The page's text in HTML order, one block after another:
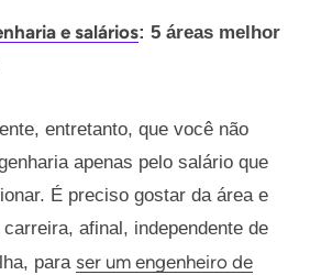
e salários: 5 áreas melhor
entretanto, que você não
apenas pelo salário que
É preciso gostar da área e
afinal, independente de
para ser um engenheiro de